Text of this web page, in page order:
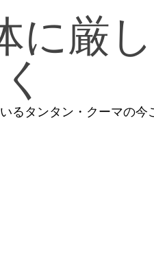
に厳
タンタン・クーマの今